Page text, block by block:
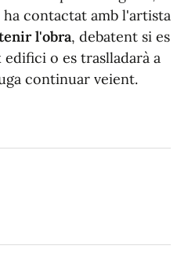
contactat amb l'artista
l'obra, debatent si es
o es traslladarà a
continuar veient.